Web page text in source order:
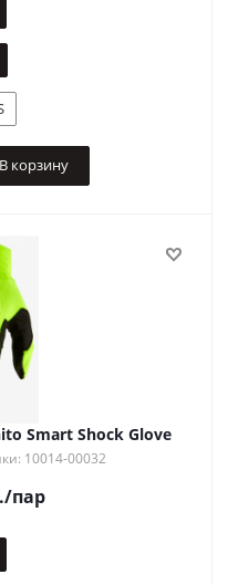
В корзину
Smart Shock Glove
10014-00032
/пар